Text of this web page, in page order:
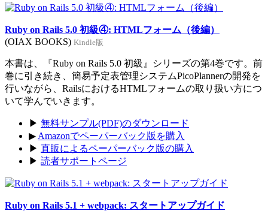
Ruby on Rails 5.0 初級④: HTMLフォーム（後編）
(OIAX BOOKS) Kindle版
本書は、『Ruby on Rails 5.0 初級』シリーズの第4巻です。前
巻に引き続き、簡易予定表管理システムPicoPlannerの開発を
行いながら、RailsにおけるHTMLフォームの取り扱い方につ
いて学んでいきます。
▶ 無料サンプル(PDF)のダウンロード
▶ Amazonでペーパーバック版を購入
▶ 直販によるペーパーバック版の購入
▶ 読者サポートページ
Ruby on Rails 5.1 + webpack: スタートアップガイド